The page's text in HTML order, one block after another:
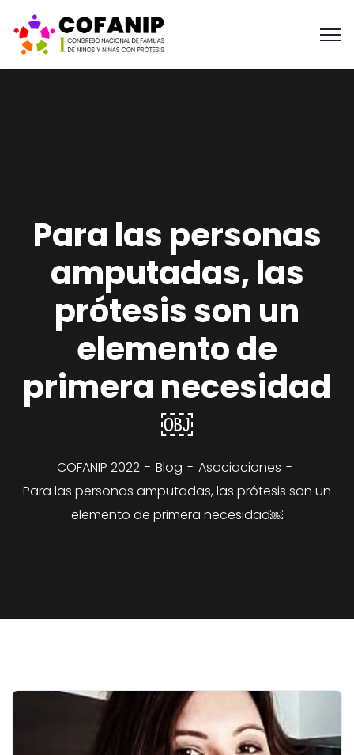
Para las personas
amputadas, las
prótesis son un
elemento de
primera necesidad
￼
COFANIP 2022 Blog
Asociaciones
Para las personas amputadas, las prótesis son un
elemento de primera necesidad￼